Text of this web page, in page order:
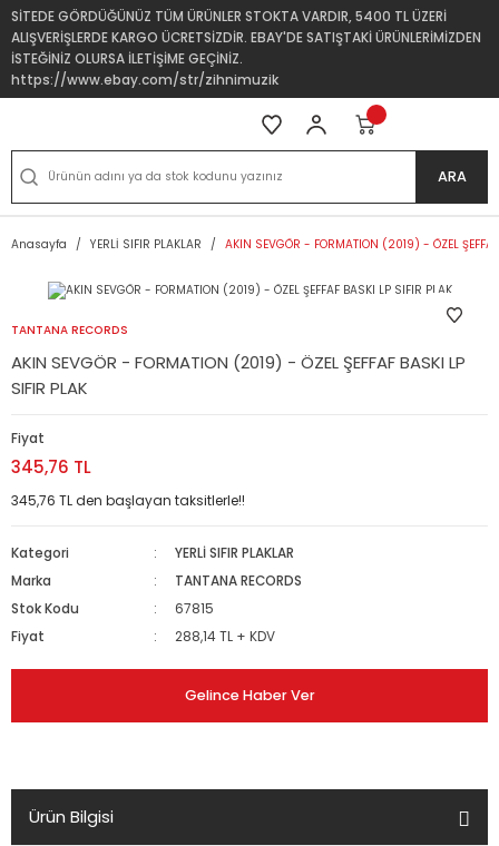
SİTEDE GÖRDÜĞÜNÜZ TÜM ÜRÜNLER STOKTA VARDIR, 5400 TL ÜZERİ
ALIŞVERİŞLERDE KARGO ÜCRETSİZDİR. EBAY'DE SATIŞTAKİ ÜRÜNLERİMİZDEN
İSTEĞİNİZ OLURSA İLETİŞİME GEÇİNİZ.
https://www.ebay.com/str/zihnimuzik
ARA
Anasayfa YERLİ SIFIR PLAKLAR AKIN SEVGÖR - FORMATION (2019) - ÖZEL
TANTANA RECORDS
AKIN SEVGÖR - FORMATION (2019) - ÖZEL ŞEFFAF BASKI LP
SIFIR PLAK
Fiyat
345,76 TL
345,76 TL den başlayan taksitlerle!!
Kategori
YERLİ SIFIR PLAKLAR
Marka
TANTANA RECORDS
Stok Kodu
67815
Fiyat
288,14 TL + KDV
Gelince Haber Ver
Ürün Bilgisi